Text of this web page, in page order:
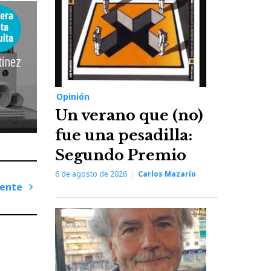
Opinión
Un verano que (no)
fue una pesadilla:
Segundo Premio
6 de agosto de 2026 Carlos Mazarío